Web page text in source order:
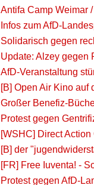
Antifa Camp Weimar
Infos zum AfD-
Solidarisch gegen
Update: Alzey gegen
AfD-Veranstaltung
[B] Open Air Kino auf
Großer Benefiz-
Protest gegen
[WSHC] Direct
[B] der
[FR] Free Iuventa! -
Protest gegen AfD-